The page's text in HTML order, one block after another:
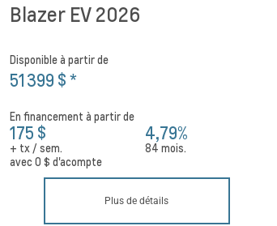
Blazer EV 2026
Disponible à partir de
51 399 $*
En financement à partir de
175 $
+ tx / sem.
4,79%
84 mois.
avec 0 $ d'acompte
Plus de détails